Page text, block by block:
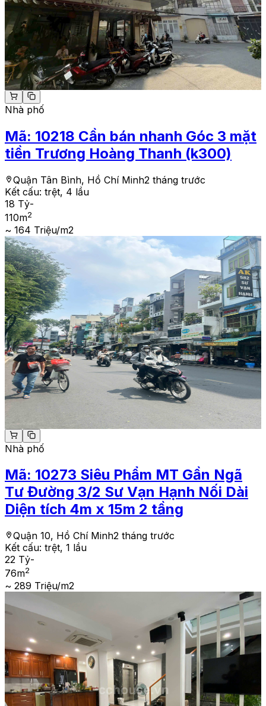
Nhà phố
Mã: 10218 Cần bán nhanh Góc 3 mặt
tiền Trương Hoàng Thanh (k300)
Quận Tân Bình, Hồ Chí Minh2 tháng trước
Kết cấu: trệt, 4 lầu
18 Tỷ-
110m2
~ 164 Triệu/m2
Nhà phố
Mã: 10273 Siêu Phẩm MT Gần Ngã
Tư Đường 3/2 Sư Vạn Hạnh Nối Dài
Diện tích 4m x 15m 2 tầng
Quận 10, Hồ Chí Minh2 tháng trước
Kết cấu: trệt, 1 lầu
22 Tỷ-
76m2
~ 289 Triệu/m2